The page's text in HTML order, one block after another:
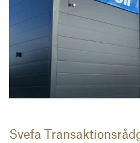
Svefa